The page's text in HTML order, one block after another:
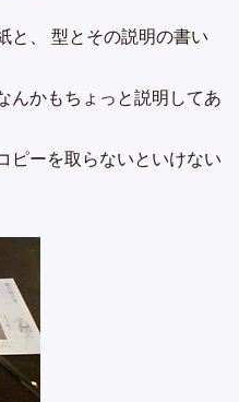
と、 型とその説明の書い
んかもちょっと説明してあ
ピーを取らないといけない